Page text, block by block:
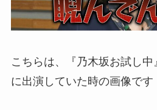
こちらは、『乃木坂お試し
に出演していた時の画像です